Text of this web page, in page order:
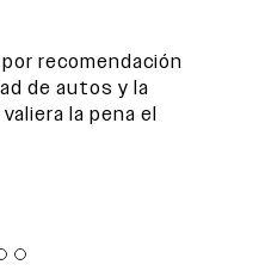
recomendación
de autos y la
la pena el